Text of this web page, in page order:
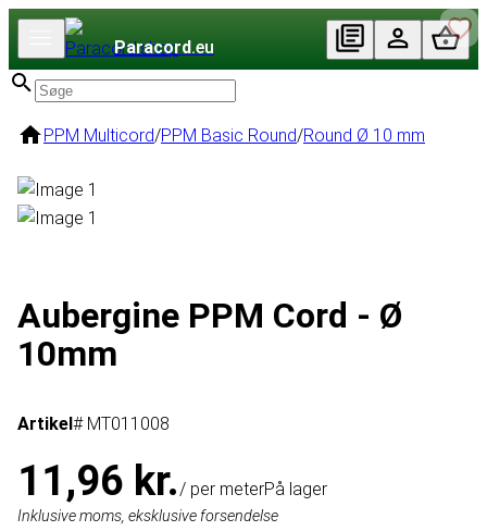
Paracord.eu
PPM Multicord/PPM Basic Round/Round Ø 10 mm
Aubergine PPM Cord - Ø
10mm
Artikel# MT011008
11,96 kr./ per meterPå lager
Inklusive moms, eksklusive forsendelse